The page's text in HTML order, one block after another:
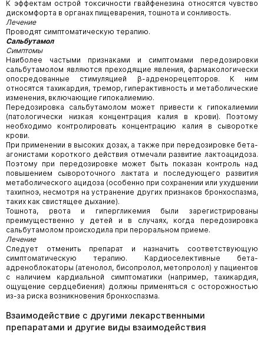
К эффектам острой токсичности гвайфенезина относятся чувство
дискомфорта в органах пищеварения, тошнота и сонливость.
Лечение
Проводят симптоматическую терапию.
Сальбутамол
Симптомы
Наиболее частыми признаками и симптомами передозировки
сальбутамолом являются преходящие явления, фармакологически
опосредованные стимуляцией β-адренорецепторов. К ним
относятся тахикардия, тремор, гиперактивность и метаболические
изменения, включающие гипокалиемию.
Передозировка сальбутамолом может привести к гипокалиемии
(патологически низкая концентрация калия в крови). Поэтому
необходимо контролировать концентрацию калия в сыворотке
крови.
При применении в высоких дозах, а также при передозировке бета-
агонистами короткого действия отмечали развитие лактоацидоза.
Поэтому при передозировке может быть показан контроль над
повышением сывороточного лактата и последующего развития
метаболического ацидоза (особенно при сохранении или ухудшении
тахипноэ, несмотря на устранение других признаков бронхоспазма,
таких как свистящее дыхание).
Тошнота, рвота и гипергликемия были зарегистрированы
преимущественно у детей и в случаях, когда передозировка
сальбутамолом происходила при пероральном приеме.
Лечение
Следует отменить препарат и назначить соответствующую
симптоматическую терапию. Кардиоселективные бета-
адреноблокаторы (атенолол, бисопролол, метопролол) у пациентов
с наличием кардиальной симптоматики (например, тахикардия,
ощущение сердцебиения) должны применяться с осторожностью
из-за риска возникновения бронхоспазма.
Взаимодействие с другими лекарственными
препаратами и другие виды взаимодействия